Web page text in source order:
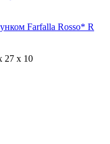
Farfalla Rosso* R
27 x 10